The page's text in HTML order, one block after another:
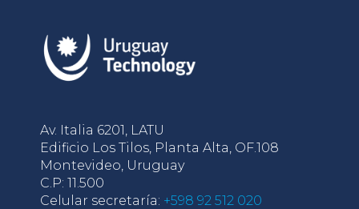
Av. Italia 6201, LATU
Edificio Los Tilos, Planta Alta, OF.108
Montevideo, Uruguay
C.P: 11.500
Celular secretaría: +598 92 512 020